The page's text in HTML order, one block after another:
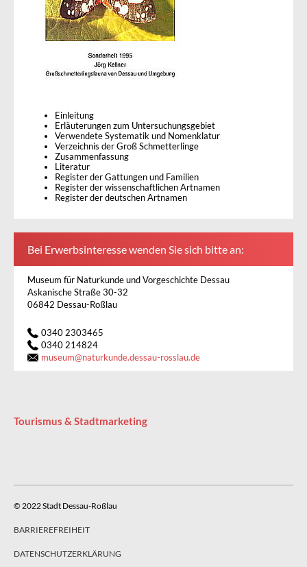
Einleitung
Erläuterungen zum Untersuchungsgebiet
Verwendete Systematik und Nomenklatur
Verzeichnis der Groß Schmetterlinge
Zusammenfassung
Literatur
Register der Gattungen und Familien
Register der wissenschaftlichen Artnamen
Register der deutschen Artnamen
Bei Erwerbsinteresse wenden Sie sich bitte an:
Museum für Naturkunde und Vorgeschichte Dessau
Askanische Straße 30-32
06842 Dessau-Roßlau
0340 2303465
0340 214824
museum@naturkunde.dessau-rosslau.de
Tourismus & Stadtmarketing
© 2022 Stadt Dessau-Roßlau
BARRIEREFREIHEIT
DATENSCHUTZERKLÄRUNG